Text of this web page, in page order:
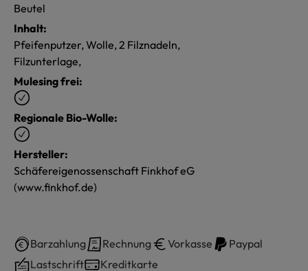
Beutel
Inhalt:
Pfeifenputzer, Wolle, 2 Filznadeln,
Filzunterlage,
Mulesing frei:
Regionale Bio-Wolle:
Hersteller:
Schäfereigenossenschaft Finkhof eG
(www.finkhof.de)
Barzahlung Rechnung Vorkasse
Paypal
Lastschrift
Kreditkarte